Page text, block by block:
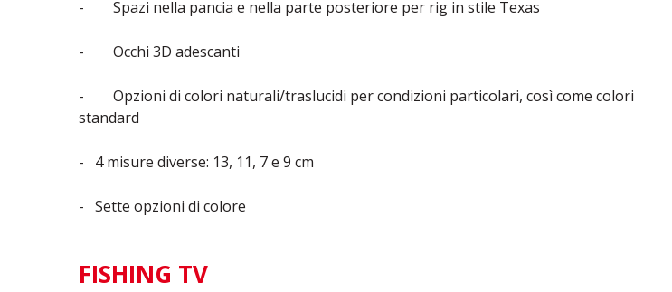
- Spazi nella pancia e nella parte posteriore per rig in stile Texas
- Occhi 3D adescanti
- Opzioni di colori naturali/traslucidi per condizioni particolari, così come colori
standard
- 4 misure diverse: 13, 11, 7 e 9 cm
- Sette opzioni di colore
FISHING TV